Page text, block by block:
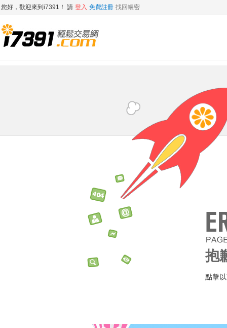
您好，歡迎來到i7391！ 請 登入 免費註冊 找回帳密
抱
點擊